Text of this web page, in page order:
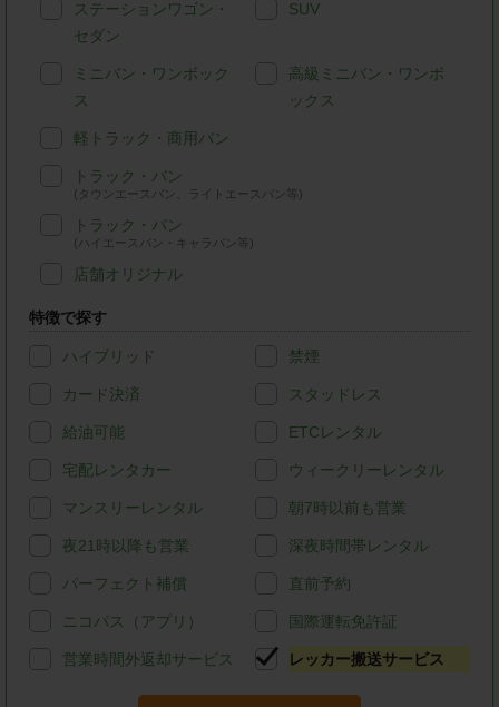
ステーションワゴン・
セダン
SUV
ミニバン・ワンボック
ス
高級ミニバン・ワンボ
ックス
軽トラック・商用バン
トラック・バン
(タウンエースバン、ライトエースバン等)
トラック・バン
(ハイエースバン・キャラバン等)
店舗オリジナル
特徴で探す
ハイブリッド 禁煙
カード決済 スタッドレス
給油可能 ETCレンタル
宅配レンタカー ウィークリーレンタル
マンスリーレンタル 朝7時以前も営業
夜21時以降も営業 深夜時間帯レンタル
パーフェクト補償 直前予約
ニコパス（アプリ） 国際運転免許証
営業時間外返却サービス レッカー搬送サービス